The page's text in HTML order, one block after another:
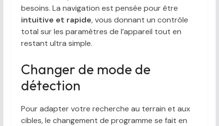
besoins. La navigation est pensée pour être
intuitive et rapide, vous donnant un contrôle
total sur les paramètres de l’appareil tout en
restant ultra simple.
Changer de mode de
détection
Pour adapter votre recherche au terrain et aux
cibles, le changement de programme se fait en